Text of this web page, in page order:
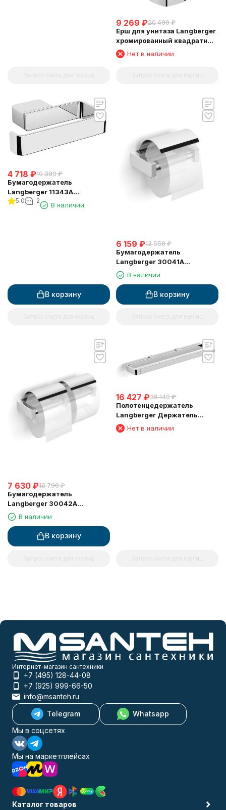
9 269 ₽20 400 ₽
Ерш для унитаза Langberger
хромированный квадратный
напольный малый 11327A
Нет в наличии
4 718 ₽10 380 ₽
Бумагодержатель
Langberger 11343A
туалетной бумаги без
крышки квадратный
5.0 2
В наличии
В корзину
6 159 ₽13 550 ₽
Бумагодержатель
Langberger 30041A
туалетной бумаги с
крышкой
В наличии
В корзину
7 630 ₽16 790 ₽
Бумагодержатель
Langberger 30042A
туалетной бумаги с
крышкой двойной
В наличии
В корзину
16 427 ₽36 140 ₽
Полотенцедержатель
Langberger Держатель
аксессуаров и полотенца 45
см 11304D
Нет в наличии
Интернет-магазин сантехники
+7 (495) 128-44-08
+7 (925) 999-66-50
info@msanteh.ru
Telegram
Whatsapp
Мы в соцсетях
Мы на маркетплейсах
Каталог товаров